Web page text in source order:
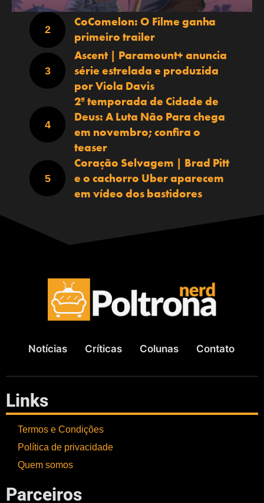
CoComelon: O Filme ganha
primeiro trailer
Ascent | Paramount+ anuncia
série estrelada e produzida
por Viola Davis
2ª temporada de Cidade de
Deus: A Luta Não Para chega
em novembro; confira o
teaser
Coração Selvagem | Brad Pitt
e o cachorro Uber aparecem
em vídeo dos bastidores
Notícias Críticas Colunas Contato
Links
Termos e Condições
Política de privacidade
Quem somos
Parceiros